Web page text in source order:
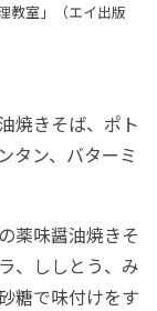
教室」（エイ出版
焼きそば、ポト
タン、バターミ
薬味醤油焼きそ
、ししとう、み
糖で味付けをす